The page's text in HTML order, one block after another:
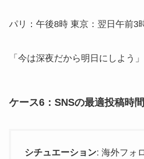
パリ：午後8時 東京：翌日午前3
「今は深夜だから明日にしよう
ケース6：SNSの最適投稿時間
シチュエーション: 海外フォ